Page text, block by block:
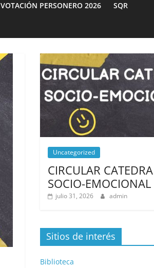
VOTACIÓN PERSONERO 2026 SQR
Uncategorized
CIRCULAR CATEDRA
SOCIO-EMOCIONAL
julio 31, 2026 admin
Sitios de interés
Biblioteca